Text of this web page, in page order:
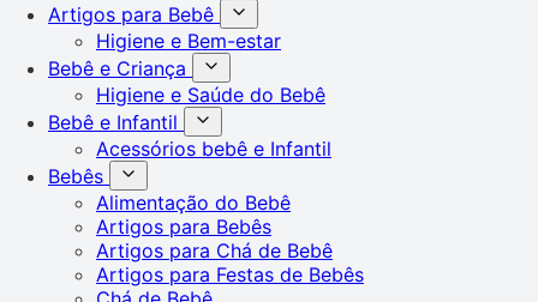
Artigos para Bebê
Higiene e Bem-estar
Bebê e Criança
Higiene e Saúde do Bebê
Bebê e Infantil
Acessórios bebê e Infantil
Bebês
Alimentação do Bebê
Artigos para Bebês
Artigos para Chá de Bebê
Artigos para Festas de Bebês